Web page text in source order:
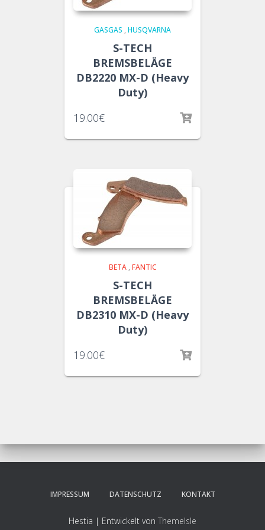
GASGAS , HUSQVARNA
S-TECH
BREMSBELÄGE
DB2220 MX-D (Heavy
Duty)
19.00€
BETA, FANTIC
S-TECH
BREMSBELÄGE
DB2310 MX-D (Heavy
Duty)
19.00€
IMPRESSUM DATENSCHUTZ KONTAKT
Hestia | Entwickelt von ThemeIsle